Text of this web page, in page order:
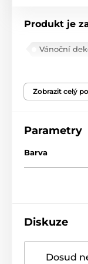
Produkt je
Vánoční
Zobrazit celý
Parametry
Barva
Diskuze
Dosud